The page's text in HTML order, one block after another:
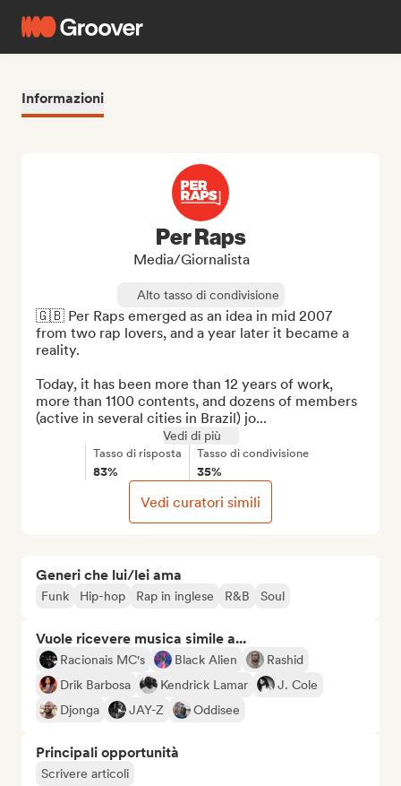
Informazioni
Generi che lui/lei ama
Funk Hip-hop Rap in inglese R&B Soul
Vuole ricevere musica simile a...
Racionais MC's Black Alien
Rashid
Drik Barbosa
Kendrick Lamar
J. Cole
Djonga
JAY-Z Oddisee
Principali opportunità
Scrivere articoli
Per Raps
Media/Giornalista
Alto tasso di condivisione
🇬🇧 Per Raps emerged as an idea in mid 2007
from two rap lovers, and a year later it became a
reality.
Today, it has been more than 12 years of work,
more than 1100 contents, and dozens of members
(active in several cities in Brazil) jo...
Vedi di più
Tasso di risposta
83%
Tasso di condivisione
35%
Vedi curatori simili